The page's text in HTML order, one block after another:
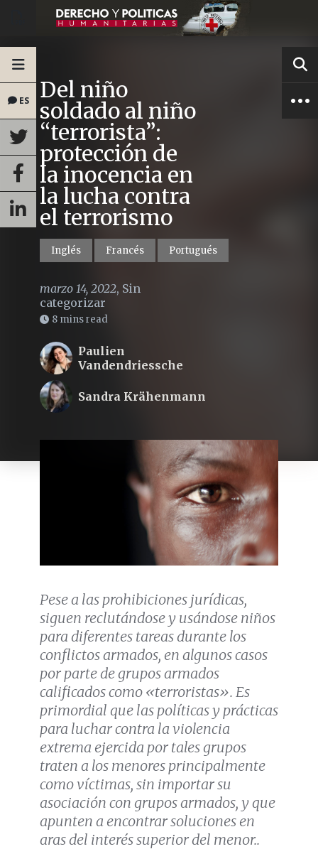
ES Del niño
soldado al niño
“terrorista”:
protección de
la inocencia en
la lucha contra
el terrorismo
Inglés Francés Portugués
marzo 14, 2022, Sin
categorizar
8 mins read
Paulien
Vandendriessche
Sandra Krähenmann
Pese a las prohibiciones jurídicas,
siguen reclutándose y usándose niños
para diferentes tareas durante los
conflictos armados, en algunos casos
por parte de grupos armados
calificados como «terroristas». Es
primordial que las políticas y prácticas
para luchar contra la violencia
extrema ejercida por tales grupos
traten a los menores principalmente
como víctimas, sin importar su
asociación con grupos armados, y que
apunten a encontrar soluciones en
aras del interés superior del menor..